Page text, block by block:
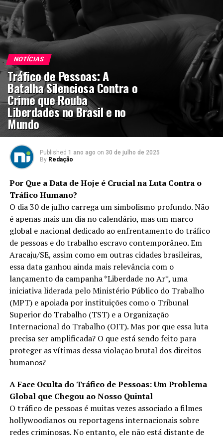
NOTÍCIAS
Tráfico de Pessoas: A
Batalha Silenciosa Contra o
Crime que Rouba
Liberdades no Brasil e no
Mundo
Published 1 ano ago on 30 de julho de 2025
By Redação
Por Que a Data de Hoje é Crucial na Luta Contra o
Tráfico Humano?
O dia 30 de julho carrega um simbolismo profundo. Não
é apenas mais um dia no calendário, mas um marco
global e nacional dedicado ao enfrentamento do tráfico
de pessoas e do trabalho escravo contemporâneo. Em
Aracaju/SE, assim como em outras cidades brasileiras,
essa data ganhou ainda mais relevância com o
lançamento da campanha *Liberdade no Ar*, uma
iniciativa liderada pelo Ministério Público do Trabalho
(MPT) e apoiada por instituições como o Tribunal
Superior do Trabalho (TST) e a Organização
Internacional do Trabalho (OIT). Mas por que essa luta
precisa ser amplificada? O que está sendo feito para
proteger as vítimas dessa violação brutal dos direitos
humanos?
A Face Oculta do Tráfico de Pessoas: Um Problema
Global que Chegou ao Nosso Quintal
O tráfico de pessoas é muitas vezes associado a filmes
hollywoodianos ou reportagens internacionais sobre
redes criminosas. No entanto, ele não está distante de